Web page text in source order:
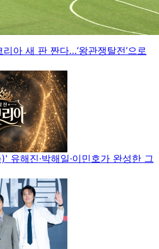
아 새 판 짠다…‘왕관쟁탈전’으로
유해진·박해일·이민호가 완성한 그